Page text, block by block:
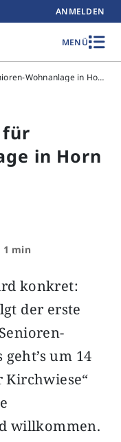
ANMELDEN
MENÜ
Erster Spatenstich für Senioren-Wohnanlage in Horn
für
in Horn
1 min
konkret:
der erste
um 14
Kirchwiese“
willkommen.